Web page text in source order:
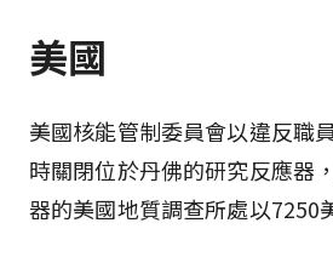
美國
美國核能管制委員會以違反職
時關閉位於丹佛的研究反應器
器的美國地質調查所處以7250